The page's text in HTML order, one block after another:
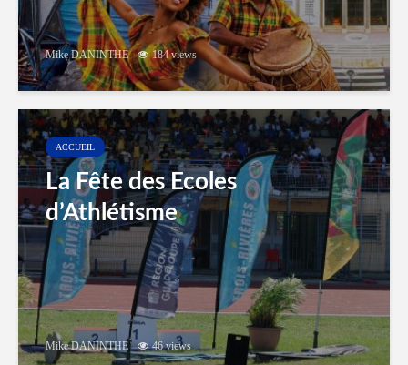
Mike DANINTHE 184 views
ACCUEIL
La Fête des Ecoles
d’Athlétisme
Mike DANINTHE 46 views